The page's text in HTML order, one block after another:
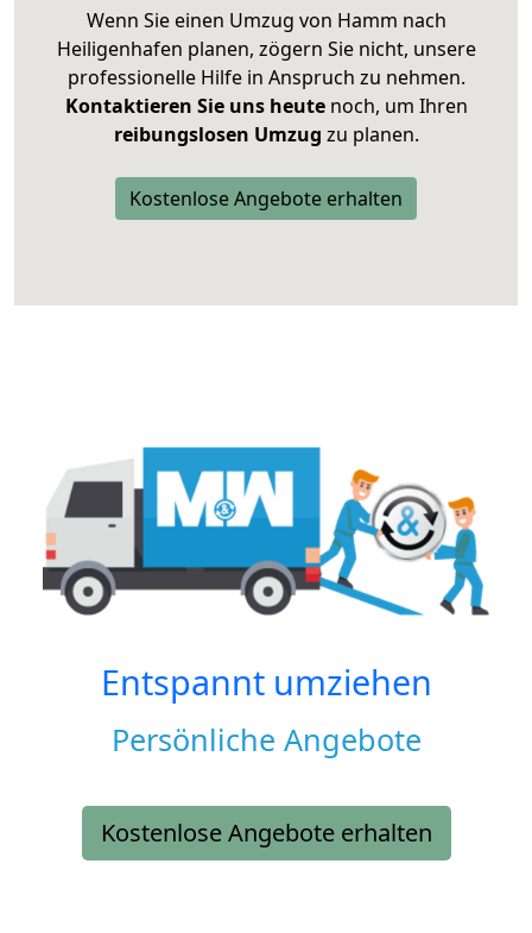
Wenn Sie einen Umzug von Hamm nach
Heiligenhafen planen, zögern Sie nicht, unsere
professionelle Hilfe in Anspruch zu nehmen.
Kontaktieren Sie uns heutenoch, um Ihren
reibungslosen Umzug zu planen.
Kostenlose Angebote erhalten
Entspannt umziehen
Persönliche Angebote
Kostenlose Angebote erhalten